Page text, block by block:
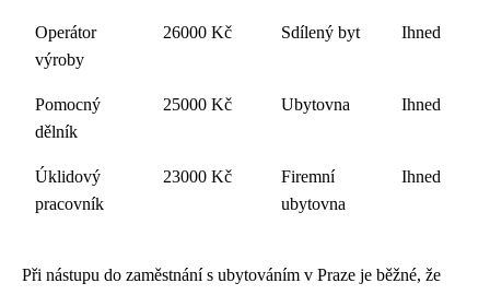
Operátor
výroby
26000 Kč Sdílený byt Ihned
Pomocný
dělník
25000 Kč Ubytovna Ihned
Úklidový
pracovník
23000 Kč
Firemní
ubytovna
Ihned
Při nástupu do zaměstnání s ubytováním v Praze je běžné, že